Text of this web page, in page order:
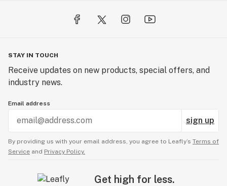
acogedor!!! Buen precio buena selección de
STAY IN TOUCH
Receive updates on new products, special offers, and
industry news.
Email address
sign up
By providing us with your email address, you agree to Leafly’s Terms of
Service and Privacy Policy.
Get high for less.